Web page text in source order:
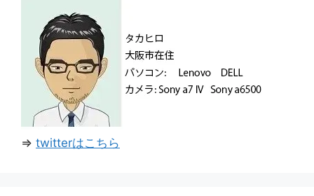
⇒ twitterはこちら